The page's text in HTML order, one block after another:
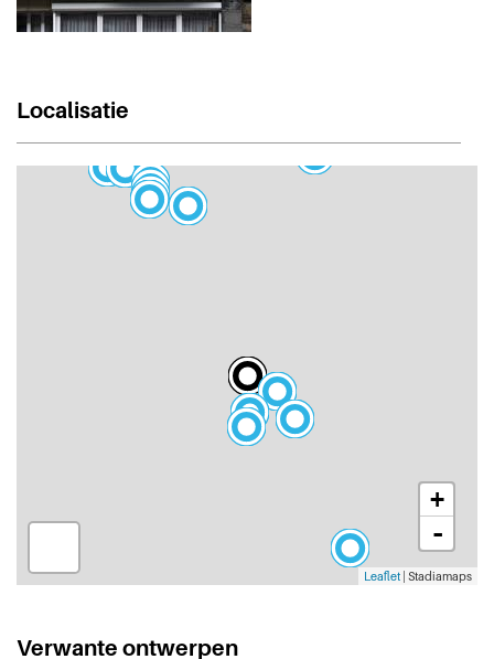
Localisatie
+
-
Leaflet | Stadiamaps
Verwante ontwerpen